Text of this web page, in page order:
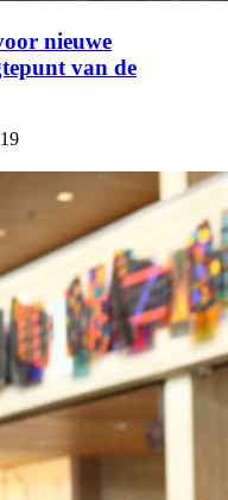
nieuwe
van de